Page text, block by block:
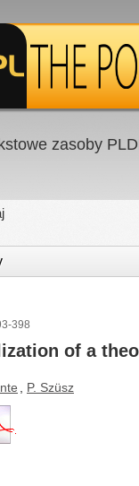
zasoby
398
of a
P. Szüsz